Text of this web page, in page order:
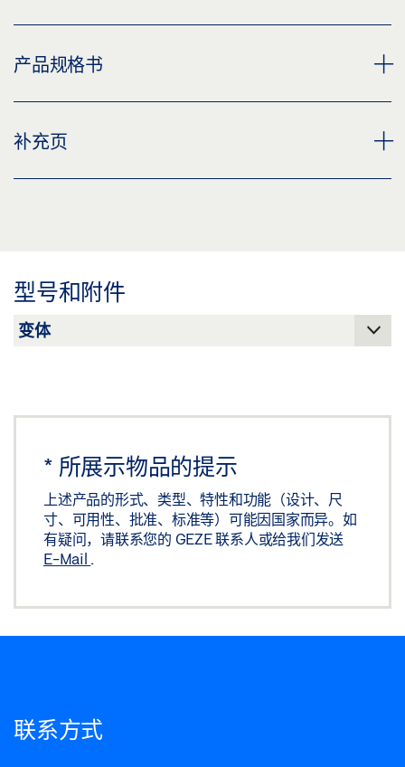
产品规格书
用于隐藏式墙壁角铁 PERLAN 43 MM 的垫片型材 10 MM
补充页
型号和附件
* 所展示物品的提示
上述产品的形式、类型、特性和功能（设计、尺
寸、可用性、批准、标准等）可能因国家而异。如
有疑问，请联系您的 GEZE 联系人或给我们发送
E-Mail .
联系方式